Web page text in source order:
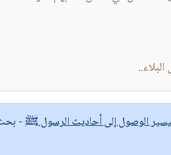
الوصول إلى أحاديث الرسول ﷺ -